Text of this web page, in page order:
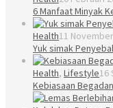
6 Manfaat Minyak
Health11
Yuk simak
Health, Lifestyle16
Kebiasaan